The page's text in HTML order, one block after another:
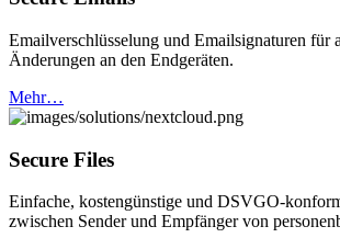
Emailverschlüsselung und Emailsignaturen für
Änderungen an den Endgeräten.
Mehr…
Secure Files
Einfache, kostengünstige und DSVGO-
zwischen Sender und Empfänger von